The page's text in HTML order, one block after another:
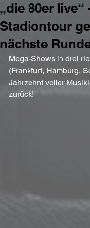
„die 80er live“
Stadiontour
nächste
Mega-Shows in drei
(Frankfurt, Hamburg,
Jahrzehnt voller
zurück!